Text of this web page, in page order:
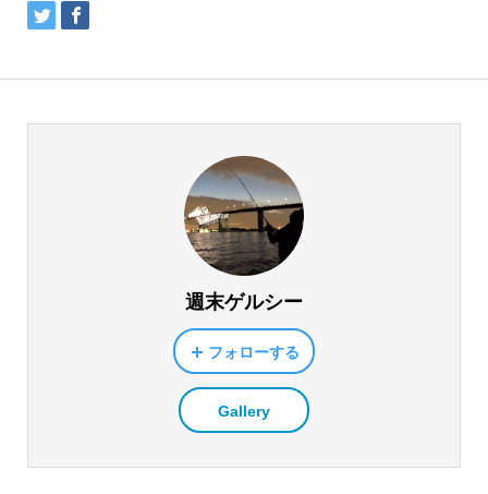
週末ゲルシー
フォローする
Gallery